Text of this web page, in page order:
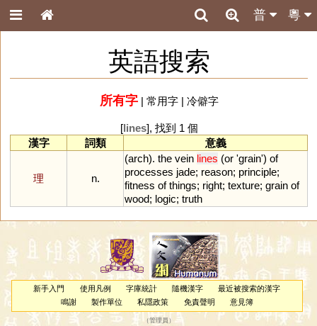
粵
普
英語搜索
所有字| 常用字| 冷僻字
[lines], 找到 1 個
漢字
詞類 意義
理 n.
(arch). the vein lines (or 'grain') of
processes jade; reason; principle;
fitness of things; right; texture; grain of
wood; logic; truth
新手入門 使用凡例 字庫統計 隨機漢字
最近被搜索的漢字
鳴謝
製作單位 私隱政策 免責聲明 意見簿
（管理員 ）